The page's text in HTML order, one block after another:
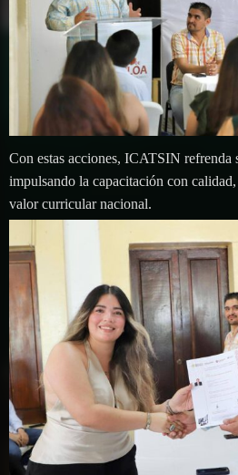
Con estas acciones, ICATSIN refrenda
impulsando la capacitación con
valor curricular nacional.